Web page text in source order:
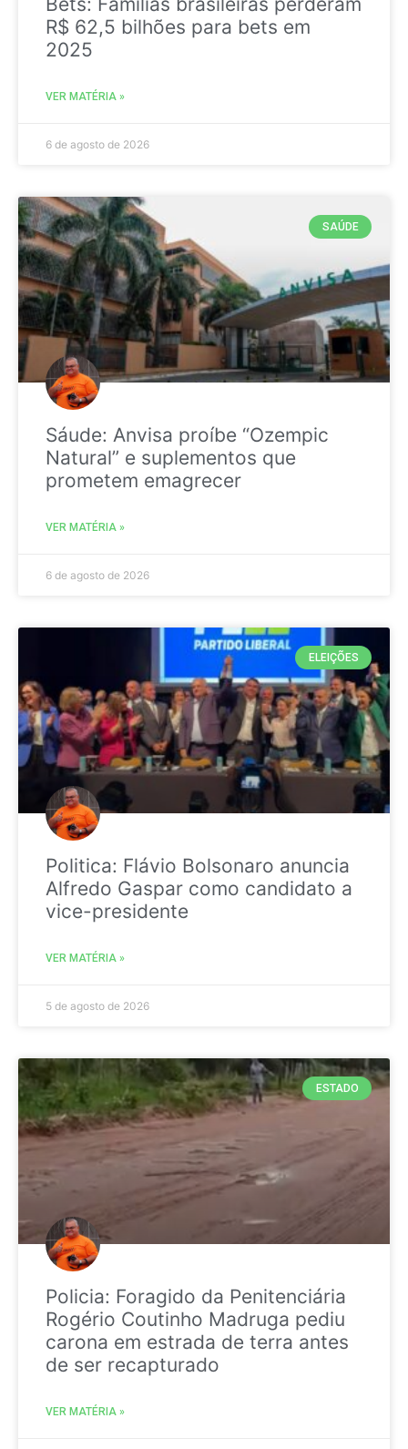
R$ 62,5 bilhões para bets em
2025
VER MATÉRIA »
6 de agosto de 2026
SAÚDE
Sáude: Anvisa proíbe “Ozempic
Natural” e suplementos que
prometem emagrecer
VER MATÉRIA »
6 de agosto de 2026
ELEIÇÕES
Politica: Flávio Bolsonaro anuncia
Alfredo Gaspar como candidato a
vice-presidente
VER MATÉRIA »
5 de agosto de 2026
ESTADO
Policia: Foragido da Penitenciária
Rogério Coutinho Madruga pediu
carona em estrada de terra antes
de ser recapturado
VER MATÉRIA »